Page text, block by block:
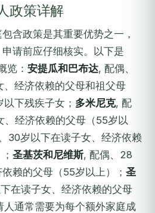
政策详解
含政策是其重要优势之一，
请前应仔细核实。以下是
览： 安提瓜和巴布达, 配偶、
经济依赖的父母和祖父母
以下残疾子女； 多米尼克, 配
经济依赖的父母（55岁以
30岁以下在读子女、经济依赖
圣基茨和尼维斯, 配偶、28
赖的父母（55岁以上）； 圣
在读子女、经济依赖的父母
人通常需要为每个额外家庭成